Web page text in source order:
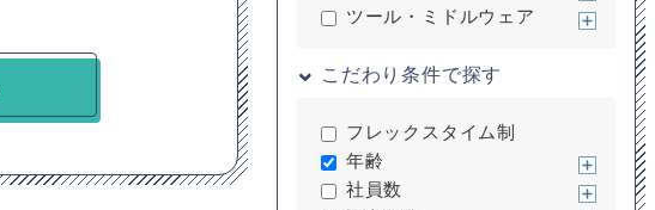
ツール・ミドルウェア
こだわり条件で探す
フレックスタイム制
年齢
社員数